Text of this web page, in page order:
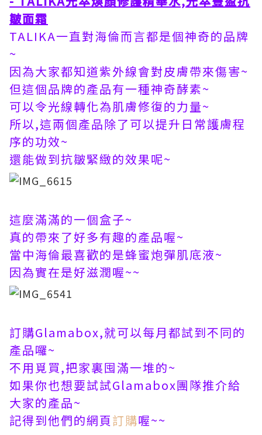
皺面霜
TALIKA一直對海倫而言都是個神奇的品牌
~
因為大家都知道紫外線會對皮膚帶來傷害~
但這個品牌的產品有一種神奇酵素~
可以令光線轉化為肌膚修復的力量~
所以,這兩個產品除了可以提升日常護膚程
序的功效~
還能做到抗皺緊緻的效果呢~
這麼滿滿的一個盒子~
真的帶來了好多有趣的產品喔~
當中海倫最喜歡的是蜂蜜炮彈肌底液~
因為實在是好滋潤喔~~
訂購Glamabox,就可以每月都試到不同的
產品囉~
不用覓買,把家裏囤滿一堆的~
如果你也想要試試Glamabox團隊推介給
大家的產品~
記得到他們的網頁訂購喔~~